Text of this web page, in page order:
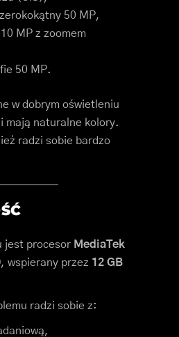
50 MP,
MP z zoomem
50 MP.
w dobrym oświetleniu
i mają naturalne kolory.
radzi sobie bardzo
jest procesor MediaTek
, wspierany przez 12 GB
radzi sobie z: